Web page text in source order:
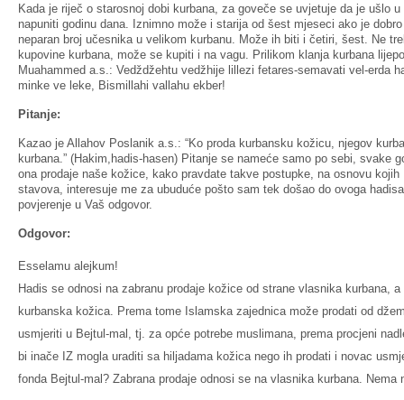
Kada je riječ o starosnoj dobi kurbana, za goveče se uvjetuje da je ušlo
napuniti godinu dana. Iznimno može i starija od šest mjeseci ako je
neparan broj učesnika u velikom kurbanu. Može ih biti i četiri, šest. Ne
kupovine kurbana, može se kupiti i na vagu. Prilikom klanja kurbana
Muahammed a.s.: Vedždžehtu vedžhije lillezi fetares-semavati vel-erda
minke ve leke, Bismillahi vallahu ekber!
Pitanje:
Kazao je Allahov Poslanik a.s.: “Ko proda kurbansku kožicu, njegov
kurbana.” (Hakim,hadis-hasen) Pitanje se nameće samo po sebi, svake
ona prodaje naše kožice, kako pravdate takve postupke, na osnovu kojih
stavova, interesuje me za ubuduće pošto sam tek došao do ovoga
povjerenje u Vaš odgovor.
Odgovor:
Esselamu alejkum!
Hadis se odnosi na zabranu prodaje kožice od strane vlasnika kurbana,
kurbanska kožica. Prema tome Islamska zajednica može prodati od
usmjeriti u Bejtul-mal, tj. za opće potrebe muslimana, prema procjeni
bi inače IZ mogla uraditi sa hiljadama kožica nego ih prodati i novac
fonda Bejtul-mal? Zabrana prodaje odnosi se na vlasnika kurbana.